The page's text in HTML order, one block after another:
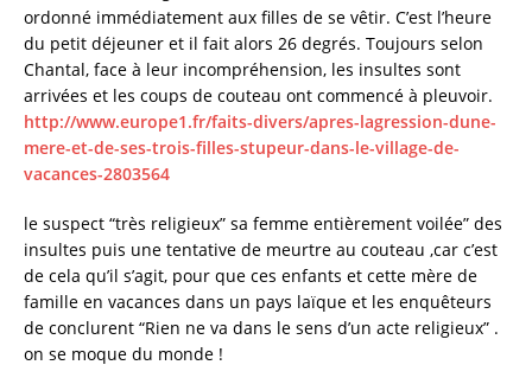
ordonné immédiatement aux filles de se vêtir. C’est l’heure
du petit déjeuner et il fait alors 26 degrés. Toujours selon
Chantal, face à leur incompréhension, les insultes sont
arrivées et les coups de couteau ont commencé à pleuvoir.
http://www.europe1.fr/faits-divers/apres-lagression-dune-
mere-et-de-ses-trois-filles-stupeur-dans-le-village-de-
vacances-2803564
le suspect “très religieux” sa femme entièrement voilée” des
insultes puis une tentative de meurtre au couteau ,car c’est
de cela qu’il s’agit, pour que ces enfants et cette mère de
famille en vacances dans un pays laïque et les enquêteurs
de conclurent “Rien ne va dans le sens d’un acte religieux” .
on se moque du monde !